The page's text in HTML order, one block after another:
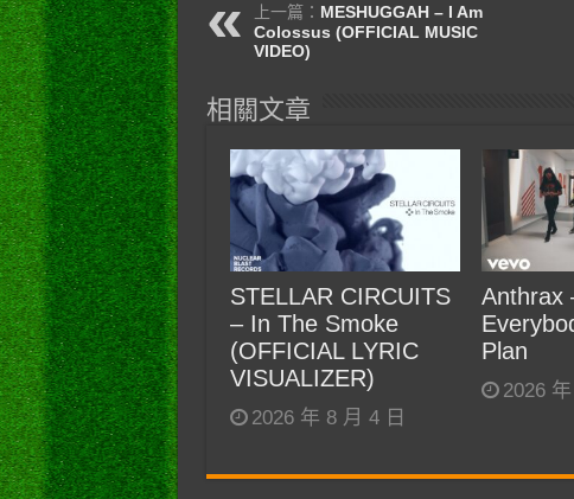
上一篇： MESHUGGAH – I Am
Colossus (OFFICIAL MUSIC
VIDEO)
相關文章
STELLAR CIRCUITS
– In The Smoke
(OFFICIAL LYRIC
VISUALIZER)
2026 年 8 月 4 日
Anthrax
Plan
2026